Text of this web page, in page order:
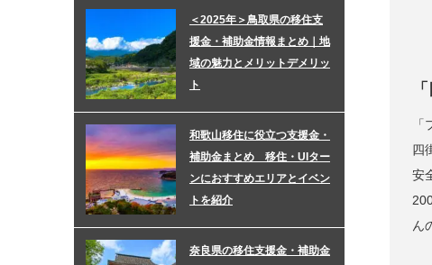
四
安
ん
＜2025年＞鳥取県の移住支
援金・補助金情報まとめ｜地
域の魅力とメリットデメリッ
ト
和歌山移住に役立つ支援金・
補助金まとめ 移住・UIター
ンにおすすめエリアとイベン
トを紹介
奈良県の移住支援金・補助金